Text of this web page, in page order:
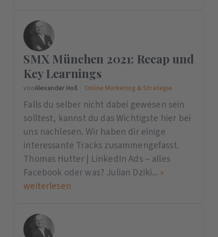
SMX München 2021: Recap und
Key Learnings
vonAlexander Holl Online Marketing & Strategie
Falls du selber nicht dabei gewesen sein
solltest, kannst du das Wichtigste hier bei
uns nachlesen. Wir haben dir einige
interessante Tracks zusammengefasst.
Thomas Hutter | LinkedIn Ads – alles
Facebook oder was? Julian Dziki... »
weiterlesen